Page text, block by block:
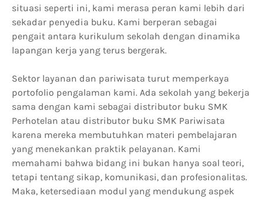
situasi seperti ini, kami merasa peran kami lebih dari
sekadar penyedia buku. Kami berperan sebagai
pengait antara kurikulum sekolah dengan dinamika
lapangan kerja yang terus bergerak.
Sektor layanan dan pariwisata turut memperkaya
portofolio pengalaman kami. Ada sekolah yang bekerja
sama dengan kami sebagai distributor buku SMK
Perhotelan atau distributor buku SMK Pariwisata
karena mereka membutuhkan materi pembelajaran
yang menekankan praktik pelayanan. Kami
memahami bahwa bidang ini bukan hanya soal teori,
tetapi tentang sikap, komunikasi, dan profesionalitas.
Maka, ketersediaan modul yang mendukung aspek